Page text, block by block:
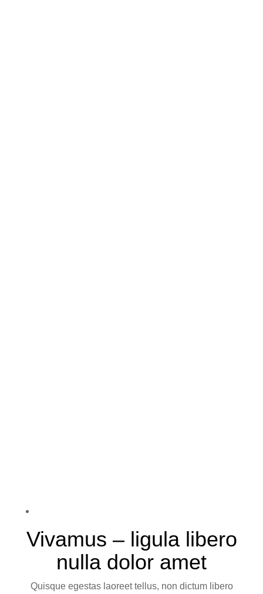
Vivamus – ligula libero
nulla dolor amet
Quisque egestas laoreet tellus, non dictum libero